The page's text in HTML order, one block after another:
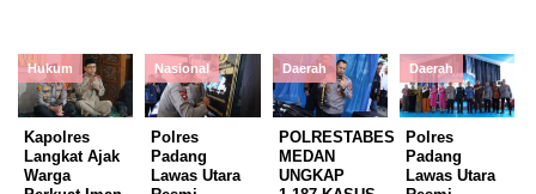
Hukum
Kapolres
Langkat Ajak
Warga
Nasional
Polres
Padang
Lawas Utara
Daerah
POLRESTABES
MEDAN
UNGKAP
Daerah
Polres
Padang
Lawas Utara